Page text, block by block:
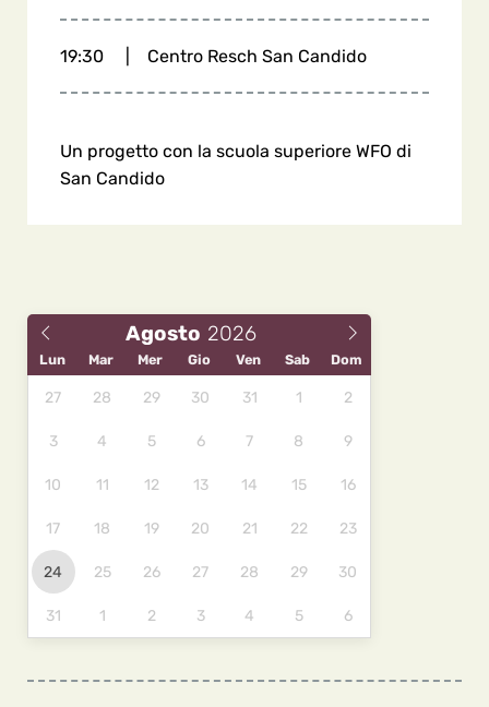
19:30 Centro Resch San Candido
Un progetto con la scuola superiore WFO di
San Candido
Agosto
Lun Mar Mer Gio Ven Sab Dom
27 28 29 30 31 1 2
3 4 5 6 7 8 9
10 11 12 13 14 15 16
17 18 19 20 21 22 23
24 25 26 27 28 29 30
31 1 2 3 4 5 6